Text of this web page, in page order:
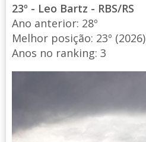
23º - Leo Bartz - RBS/RS
Ano anterior: 28º
Melhor posição: 23º (2026)
Anos no ranking: 3